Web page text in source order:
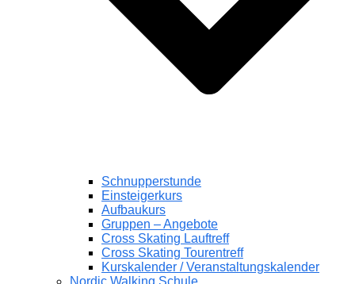
Schnupperstunde
Einsteigerkurs
Aufbaukurs
Gruppen – Angebote
Cross Skating Lauftreff
Cross Skating Tourentreff
Kurskalender / Veranstaltungskalender